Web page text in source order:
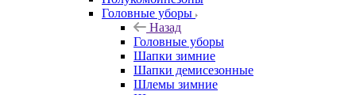
Головные уборы
Назад
Головные уборы
Шапки зимние
Шапки демисезонные
Шлемы зимние